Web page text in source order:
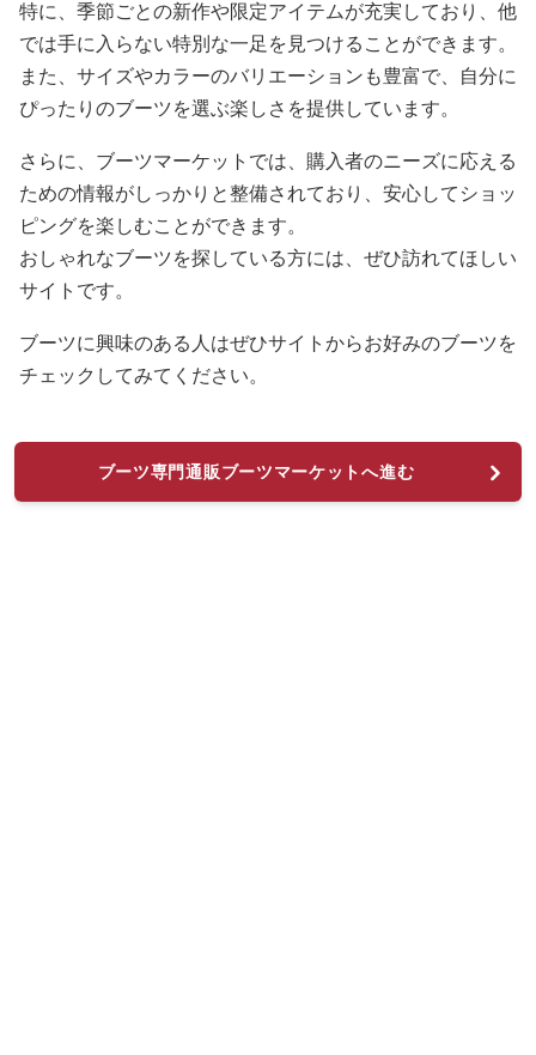
特に、季節ごとの新作や限定アイテムが充実しており、他
では手に入らない特別な一足を見つけることができます。
また、サイズやカラーのバリエーションも豊富で、自分に
ぴったりのブーツを選ぶ楽しさを提供しています。
さらに、ブーツマーケットでは、購入者のニーズに応える
ための情報がしっかりと整備されており、安心してショッ
ピングを楽しむことができます。
おしゃれなブーツを探している方には、ぜひ訪れてほしい
サイトです。
ブーツに興味のある人はぜひサイトからお好みのブーツを
チェックしてみてください。
ブーツ専門通販ブーツマーケットへ進む